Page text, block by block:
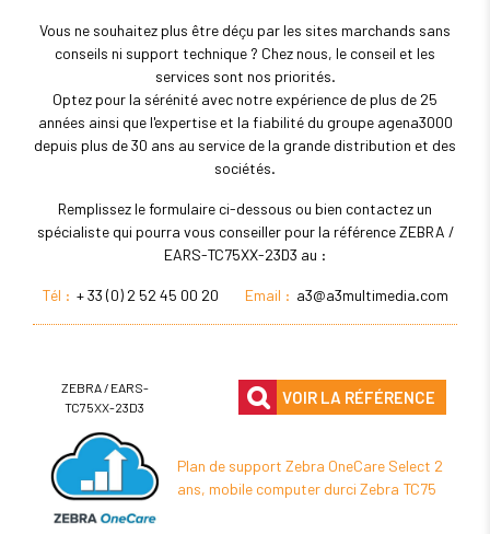
Vous ne souhaitez plus être déçu par les sites marchands sans
conseils ni support technique ? Chez nous, le conseil et les
services sont nos priorités.
Optez pour la sérénité avec notre expérience de plus de 25
années ainsi que l'expertise et la fiabilité du groupe agena3000
depuis plus de 30 ans au service de la grande distribution et des
sociétés.
Remplissez le formulaire ci-dessous ou bien contactez un
spécialiste qui pourra vous conseiller pour la référence ZEBRA /
EARS-TC75XX-23D3 au :
Tél : + 33 (0) 2 52 45 00 20 Email : a3@a3multimedia.com
ZEBRA / EARS-
TC75XX-23D3
VOIR LA RÉFÉRENCE
Plan de support Zebra OneCare Select 2
ans, mobile computer durci Zebra TC75